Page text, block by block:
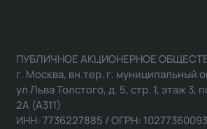
ПУБЛИЧНОЕ АКЦИОНЕРНОЕ
г. Москва, вн.тер. г. муниципальный
ул Льва Толстого, д. 5, стр. 1, этаж
2А (А311)
ИНН: 7736227885 / ОГРН: